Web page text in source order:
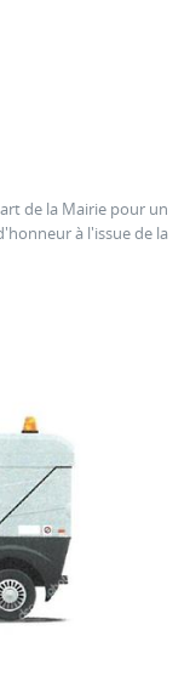
de la Mairie pour un
à l'issue de la